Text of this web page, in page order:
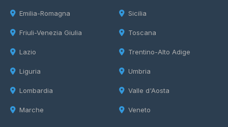
Emilia-Romagna
Friuli-Venezia Giulia
Lazio
Liguria
Lombardia
Marche
Sicilia
Toscana
Trentino-Alto Adige
Umbria
Valle d'Aosta
Veneto